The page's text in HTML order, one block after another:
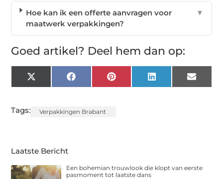
Hoe kan ik een offerte aanvragen voor
maatwerk verpakkingen?
▼
Goed artikel? Deel hem dan op:
X
(Twitter)
FacebookPinterest LinkedIn Email
Tags: Verpakkingen Brabant
Laatste Bericht
Een bohemian trouwlook die klopt van eerste
pasmoment tot laatste dans